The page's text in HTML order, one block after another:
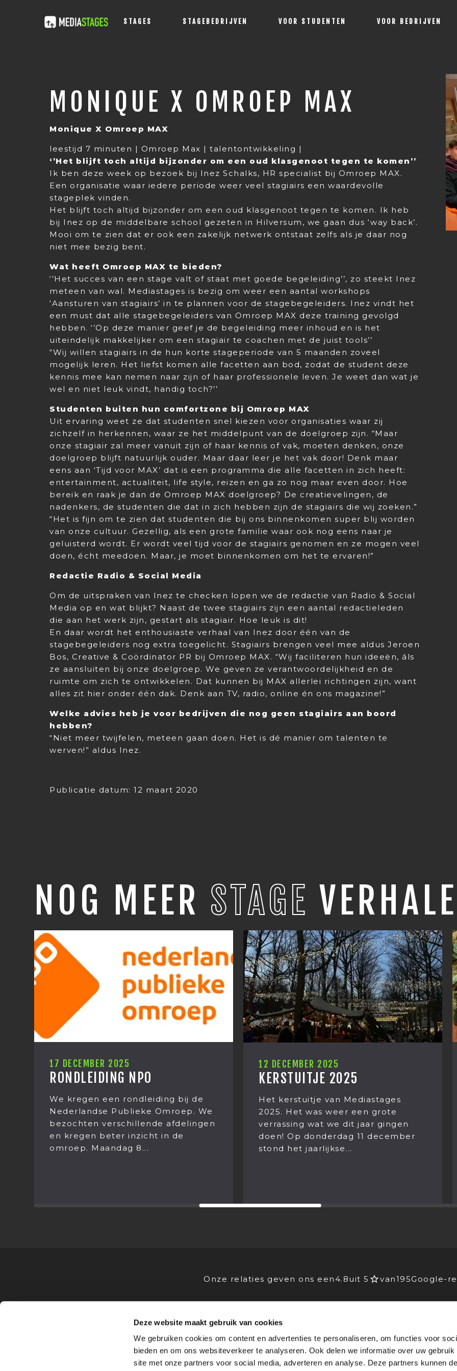
Deze website maakt gebruik van cookies
We gebruiken cookies om content en advertenties te personaliseren, om functies voor
bieden en om ons websiteverkeer te analyseren. Ook delen we informatie over uw gebruik
site met onze partners voor social media, adverteren en analyse. Deze partners kunnen
STAGES STAGEBEDRIJVEN VOOR STUDENTEN VOOR BEDRIJVEN
MONIQUE X OMROEP MAX
Monique X Omroep MAX
leestijd 7 minuten | Omroep Max | talentontwikkeling |
‘’Het blijft toch altijd bijzonder om een oud klasgenoot tegen te komen’’
Ik ben deze week op bezoek bij Inez Schalks, HR specialist bij Omroep MAX.
Een organisatie waar iedere periode weer veel stagiairs een waardevolle
stageplek vinden.
Het blijft toch altijd bijzonder om een oud klasgenoot tegen te komen. Ik heb
bij Inez op de middelbare school gezeten in Hilversum, we gaan dus ‘way back’.
Mooi om te zien dat er ook een zakelijk netwerk ontstaat zelfs als je daar nog
niet mee bezig bent.
Wat heeft Omroep MAX te bieden?
‘’Het succes van een stage valt of staat met goede begeleiding’’, zo steekt Inez
meteen van wal. Mediastages is bezig om weer een aantal workshops
‘Aansturen van stagiairs’ in te plannen voor de stagebegeleiders. Inez vindt het
een must dat alle stagebegeleiders van Omroep MAX deze training gevolgd
hebben. ‘’Op deze manier geef je de begeleiding meer inhoud en is het
uiteindelijk makkelijker om een stagiair te coachen met de juist tools’’
“Wij willen stagiairs in de hun korte stageperiode van 5 maanden zoveel
mogelijk leren. Het liefst komen alle facetten aan bod, zodat de student deze
kennis mee kan nemen naar zijn of haar professionele leven. Je weet dan wat je
wel en niet leuk vindt, handig toch?’’
Studenten buiten hun comfortzone bij Omroep MAX
Uit ervaring weet ze dat studenten snel kiezen voor organisaties waar zij
zichzelf in herkennen, waar ze het middelpunt van de doelgroep zijn. “Maar
onze stagiair zal meer vanuit zijn of haar kennis of vak, moeten denken, onze
doelgroep blijft natuurlijk ouder. Maar daar leer je het vak door! Denk maar
eens aan ‘Tijd voor MAX’ dat is een programma die alle facetten in zich heeft:
entertainment, actualiteit, life style, reizen en ga zo nog maar even door. Hoe
bereik en raak je dan de Omroep MAX doelgroep? De creatievelingen, de
nadenkers, de studenten die dat in zich hebben zijn de stagiairs die wij zoeken.”
“Het is fijn om te zien dat studenten die bij ons binnenkomen super blij worden
van onze cultuur. Gezellig, als een grote familie waar ook nog eens naar je
geluisterd wordt. Er wordt veel tijd voor de stagiairs genomen en ze mogen veel
doen, écht meedoen. Maar, je moet binnenkomen om het te ervaren!”
Redactie Radio & Social Media
Om de uitspraken van Inez te checken lopen we de redactie van Radio & Social
Media op en wat blijkt? Naast de twee stagiairs zijn een aantal redactieleden
die aan het werk zijn, gestart als stagiair. Hoe leuk is dit!
En daar wordt het enthousiaste verhaal van Inez door één van de
stagebegeleiders nog extra toegelicht. Stagiairs brengen veel mee aldus Jeroen
Bos, Creative & Coördinator PR bij Omroep MAX. “Wij faciliteren hun ideeën, áls
ze aansluiten bij onze doelgroep. We geven ze verantwoordelijkheid en de
ruimte om zich te ontwikkelen. Dat kunnen bij MAX allerlei richtingen zijn, want
alles zit hier onder één dak. Denk aan TV, radio, online én ons magazine!”
Welke advies heb je voor bedrijven die nog geen stagiairs aan boord
hebben?
“Niet meer twijfelen, meteen gaan doen. Het is dé manier om talenten te
werven!” aldus Inez.
Publicatie datum: 12 maart 2020
NOG MEER STAGE
rondleiding bij de
Omroep. We
afdelingen
inzicht in de
KERSTUITJE 2025
Het kerstuitje van Mediastages
2025. Het was weer een grote
verrassing wat we dit jaar gingen
doen! Op donderdag 11 december
stond het jaarlijkse...
HOE WAS JOUW
Zomaar een
Mediastages. Wat
eten van Kaki fruit
gesprek over ‘leven na
Hoe dan? Franciska...
Onze relaties geven ons een 4.8uit 5 van195Google-
VOOR OPLEIDERS
Advies
Stagevoorlichting
Advies
Stagebedrijven